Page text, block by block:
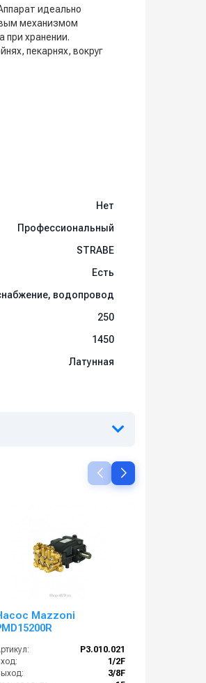
идеально
механизмом
при хранении.
пекарнях, вокруг
Нет
Профессиональный
STRABE
Есть
водопровод
250
1450
Латунная
Mazzoni
P3.010.021
1/2F
3/8F